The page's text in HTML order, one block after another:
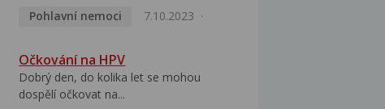
Pohlavní nemoci
7.10.2023
Očkování na HPV
Dobrý den, do kolika let se mohou
dospělí očkovat na...